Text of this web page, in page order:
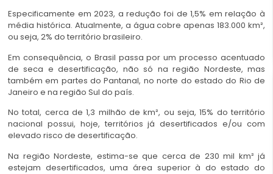
Especificamente em 2023, a redução foi de 1,5% em relação à
média histórica. Atualmente, a água cobre apenas 183.000 km²,
ou seja, 2% do território brasileiro.
Em consequência, o Brasil passa por um processo acentuado
de seca e desertificação, não só na região Nordeste, mas
também em partes do Pantanal, no norte do estado do Rio de
Janeiro e na região Sul do país.
No total, cerca de 1,3 milhão de km², ou seja, 15% do território
nacional possui, hoje, territórios já desertificados e/ou com
elevado risco de desertificação.
Na região Nordeste, estima-se que cerca de 230 mil km² já
estejam desertificados, uma área superior à do estado do